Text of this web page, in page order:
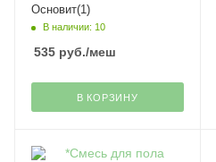
Основит(1)
В наличии: 10
535 руб./меш
В КОРЗИНУ